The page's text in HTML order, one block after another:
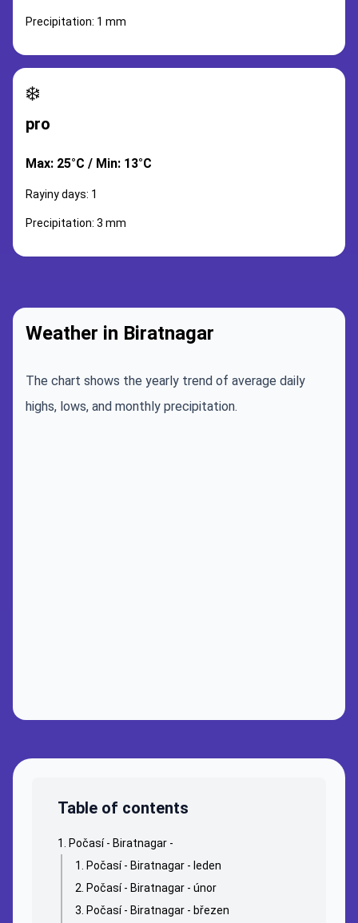
Precipitation: 1 mm
❄️
pro
Max: 25°C / Min: 13°C
Rayiny days: 1
Precipitation: 3 mm
Weather in Biratnagar
The chart shows the yearly trend of average daily
highs, lows, and monthly precipitation.
Table of contents
Počasí - Biratnagar -
Počasí - Biratnagar - leden
Počasí - Biratnagar - únor
Počasí - Biratnagar - březen